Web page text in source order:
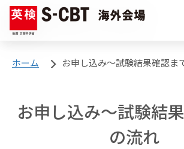
海外会場
ホーム お申し込み～試験結果確認ま
お申し込み～試験結
の流れ